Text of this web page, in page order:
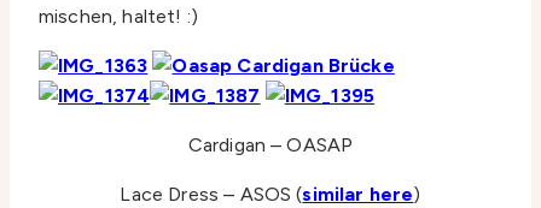
mischen, haltet! :)
Cardigan – OASAP
Lace Dress – ASOS (similar here)